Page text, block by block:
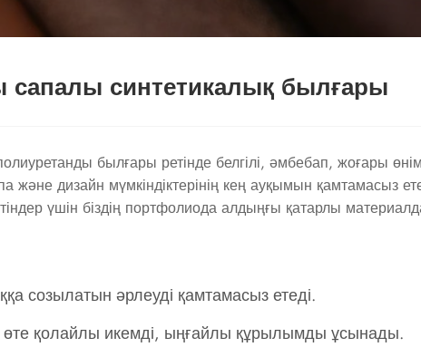
синтетикалық былғары
былғары ретінде белгілі, әмбебап, жоғары
дизайн мүмкіндіктерінің кең ауқымын қамтамасыз
үшін біздің портфолиода алдыңғы қатарлы
созылатын әрлеуді қамтамасыз етеді.
өте қолайлы икемді, ыңғайлы құрылымды ұсынады.